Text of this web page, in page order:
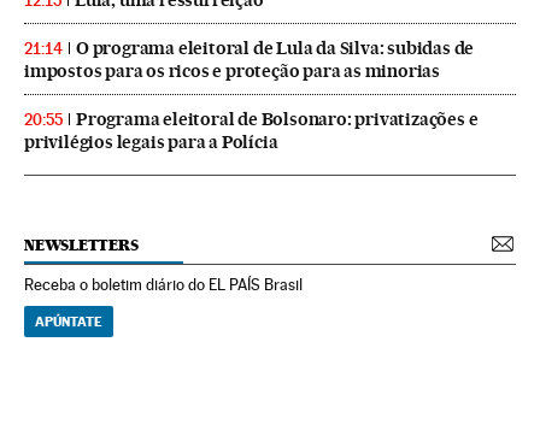
21:14
O programa eleitoral de Lula da Silva: subidas de
impostos para os ricos e proteção para as minorias
20:55
Programa eleitoral de Bolsonaro: privatizações e
privilégios legais para a Polícia
NEWSLETTERS
Receba o boletim diário do EL PAÍS Brasil
APÚNTATE